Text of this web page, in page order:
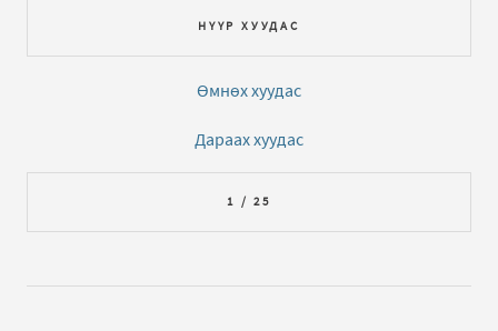
НҮҮР ХУУДАС
Өмнөх хуудас
Дараах хуудас
1 / 25